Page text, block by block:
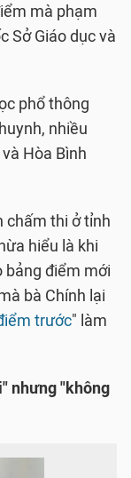
mà phạm
Sở Giáo dục và
phổ thông
nhiều
Hòa Bình
chấm thi ở tỉnh
hiểu là khi
bảng điểm mới
bà Chính lại
trước" làm
nhưng "không